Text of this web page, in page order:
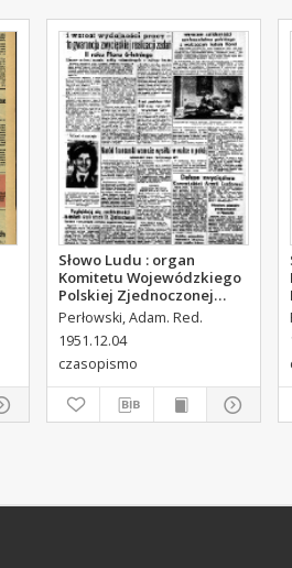
Słowo Ludu : organ
Komitetu Wojewódzkiego
Polskiej Zjednoczonej
Partii Robotniczej, 1951,
R.3, nr 313
Perłowski, Adam. Red.
1951.12.04
czasopismo